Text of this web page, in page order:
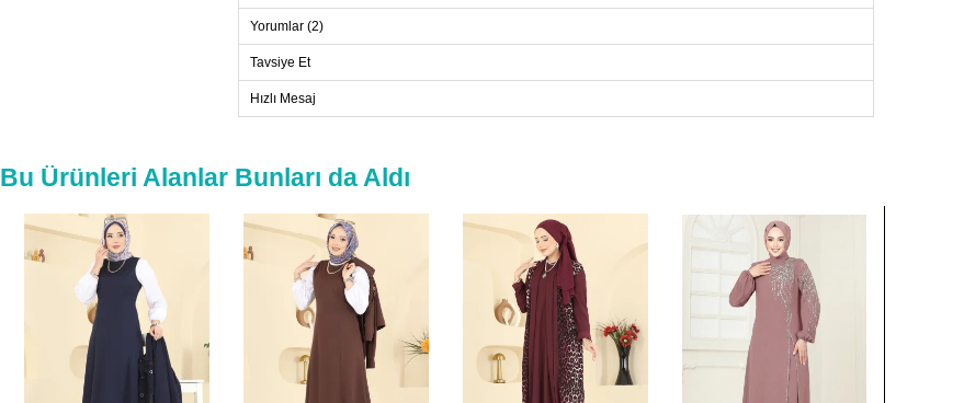
42
104
85
PANTOLON BEDEN ÖLÇÜLERİ (CM)
Boy
99
99
99
Yorumlar (2)
Tavsiye Et
Hızlı Mesaj
Bu Ürünleri Alanlar Bunları da Aldı